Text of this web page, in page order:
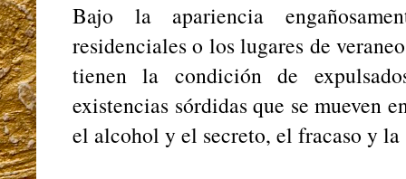
Bajo la apariencia
residenciales o los lugares de
tienen la condición de
existencias sórdidas que se mueven
el alcohol y el secreto, el fracaso y la